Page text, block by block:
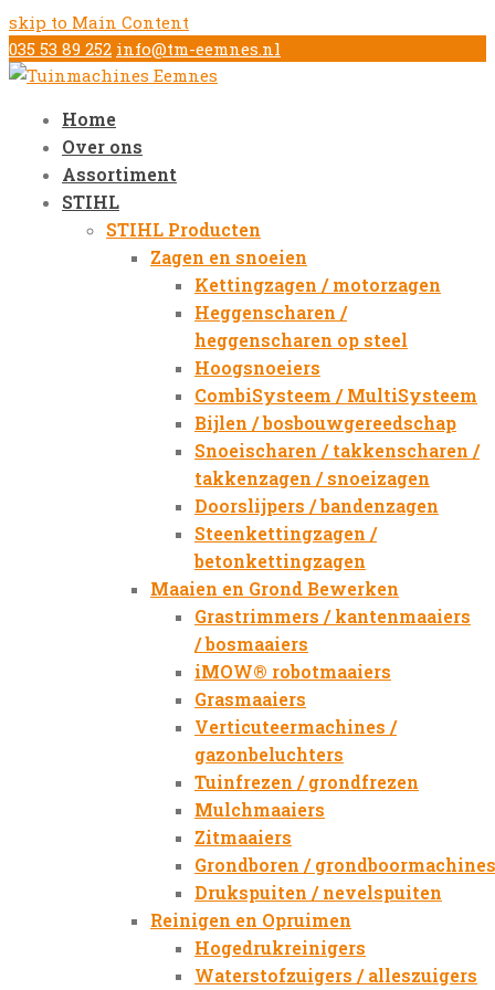
skip to Main Content
035 53 89 252 info@tm-eemnes.nl
Home
Over ons
Assortiment
STIHL
STIHL Producten
Zagen en snoeien
Kettingzagen / motorzagen
Heggenscharen /
heggenscharen op steel
Hoogsnoeiers
CombiSysteem / MultiSysteem
Bijlen / bosbouwgereedschap
Snoeischaren / takkenscharen /
takkenzagen / snoeizagen
Doorslijpers / bandenzagen
Steenkettingzagen /
betonkettingzagen
Maaien en Grond Bewerken
Grastrimmers / kantenmaaiers
/ bosmaaiers
iMOW® robotmaaiers
Grasmaaiers
Verticuteermachines /
gazonbeluchters
Tuinfrezen / grondfrezen
Mulchmaaiers
Zitmaaiers
Grondboren / grondboormachines
Drukspuiten / nevelspuiten
Reinigen en Opruimen
Hogedrukreinigers
Waterstofzuigers / alleszuigers